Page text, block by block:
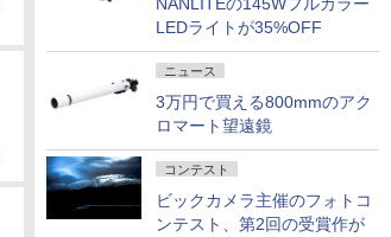
LEDライトが35%OFF
ニュース
3万円で買える800mmのアク
ロマート望遠鏡
コンテスト
ビックカメラ主催のフォトコ
ンテスト、第2回の受賞作が